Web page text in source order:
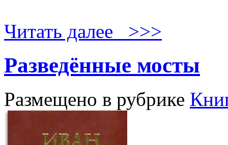
Читать далее >>>
Разведённые мосты
Размещено в рубрике